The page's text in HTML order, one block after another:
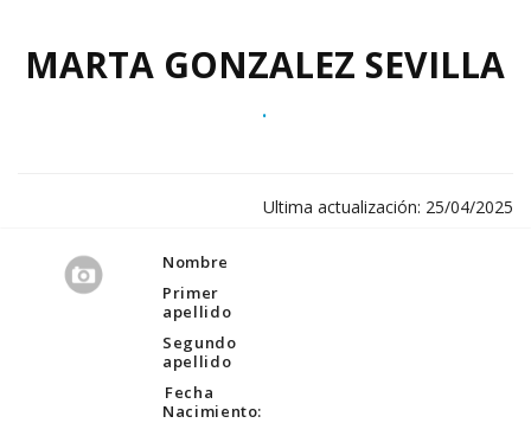
MARTA GONZALEZ SEVILLA
.
Ultima actualización: 25/04/2025
Nombre
Primer
apellido
Segundo
apellido
Fecha
Nacimiento: